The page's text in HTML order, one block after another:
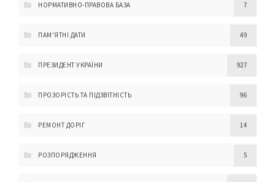
НОРМАТИВНО-ПРАВОВА БАЗА 7
ПАМ'ЯТНІ ДАТИ 49
ПРЕЗИДЕНТ УКРАЇНИ 927
ПРОЗОРІСТЬ ТА ПІДЗВІТНІСТЬ 96
РЕМОНТ ДОРІГ 14
РОЗПОРЯДЖЕННЯ 5